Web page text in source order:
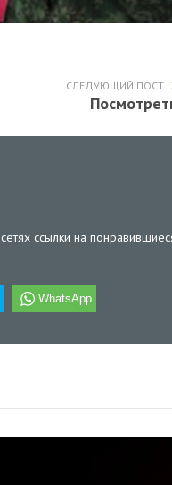
СЛЕДУЮЩИЙ ПОСТ
ссылки на
WhatsApp